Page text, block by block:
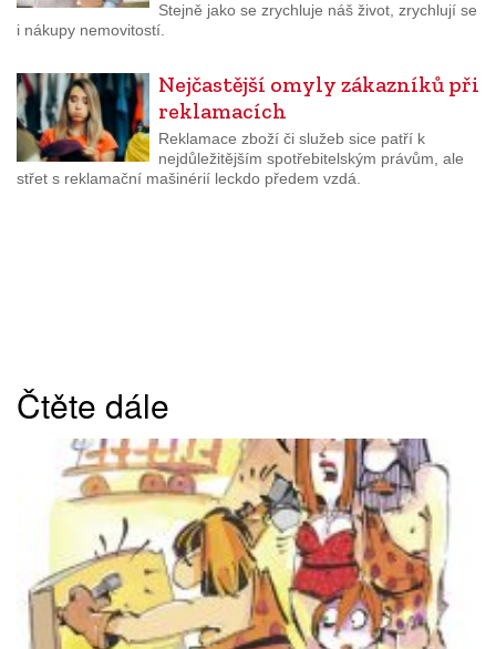
Stejně jako se zrychluje náš život, zrychlují se
i nákupy nemovitostí.
Nejčastější omyly zákazníků při
reklamacích
Reklamace zboží či služeb sice patří k
nejdůležitějším spotřebitelským právům, ale
střet s reklamační mašinérií leckdo předem vzdá.
Čtěte dále